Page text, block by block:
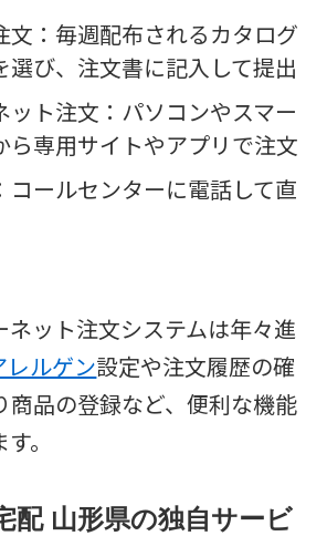
文：毎週配布されるカタログ
選び、注文書に記入して提出
ット注文：パソコンやスマー
ら専用サイトやアプリで注文
コールセンターに電話して直
ネット注文システムは年々進
レルゲン設定や注文履歴の確
商品の登録など、便利な機能
。
配 山形県の独自サービ